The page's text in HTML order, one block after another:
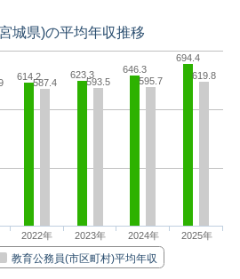
城県)の平均年収推移
614.2 623.3 646.3
694.4
587.4 593.5 595.7 619.8
教育公務員(市区町村)平均年収
2022年 2023年 2024年 2025年